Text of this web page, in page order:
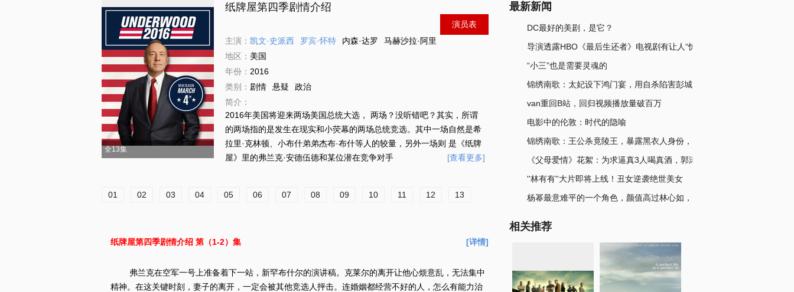
全13集
纸牌屋第四季剧情介绍
主演： 凯文·史派西 罗宾·怀特 内森·达罗
马赫沙拉·阿里
地区： 美国
年份： 2016
类别： 剧情 悬疑
政治
简介：
2016年美国将迎来两场美国总统大选， 两场？没听错吧？其实，所谓
的两场指的是发生在现实和小荧幕的两场总统竞选。其中一场自然是希
拉里·克林顿、小布什弟弟杰布·布什等人的较量，另外一场则 是《纸牌
屋》里的弗兰克·安德伍德和某位潜在竞争对手
[查看更多]
01 02 03 04 05 06 07 08 09 10 11 12 13
演员表
纸牌屋第四季剧情介绍 第（1-2）集 [详情]
弗兰克在空军一号上准备着下一站，新罕布什尔的演讲稿。克莱尔的离开让他心烦意乱，无法集中
精神。在这关键时刻，妻子的离开，一定会被其他竞选人抨击。连婚姻都经营不好的人，怎么有能力治
最新新闻
DC最好的美剧，是它？
导演透露HBO《最后生还者》电视剧有让人“惊
“小三”也是需要灵魂的
锦绣南歌：太妃设下鸿门宴，用自杀陷害彭城王，
van重回B站，回归视频播放量破百万
电影中的伦敦：时代的隐喻
锦绣南歌：王公杀竟陵王，暴露黑衣人身份，子矜
《父母爱情》花絮：为求逼真3人喝真酒，郭涛醉
''林有有''大片即将上线！丑女逆袭绝世美女
杨幂最意难平的一个角色，颜值高过林心如，演技
相关推荐